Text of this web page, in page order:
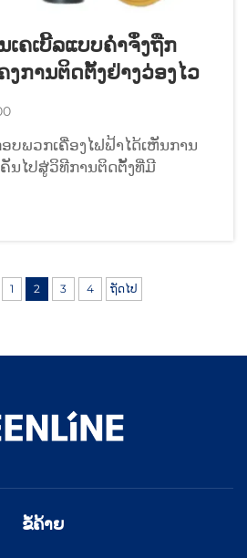
ຄເບີ້ລແບບຄໍ່າຈຶ່ງຖືກ
ງການຕິດຕັ້ງຢ່າງວ່ອງໄວ
ບພວກເຄື່ອງໄຟຟ້າໄດ້ເຫັນການ
ນໄປສູ່ວິທີການຕິດຕັ້ງທີ່ມີ
ອນຕໍ່ເຄັບເຄື່ອງໄຟຟ້າເຢັນ (cold
ແມ່ນກາຍເປັນວິທີແກ້ໄຂທີ່ເປັນທີ່
ຕ້ອງຈັດຕັ້ງຢ່າງໄວວາ.
ໄປ...
1 2 3 4 ຖັດໄປ
ຂໍ້ຄ້າຍ